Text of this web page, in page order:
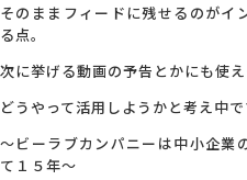
そのままフィードに残せるのがイ
る点。
次に挙げる動画の予告とかにも使
どうやって活用しようかと考え中で
～ビーラブカンパニーは中小企業
て１５年～